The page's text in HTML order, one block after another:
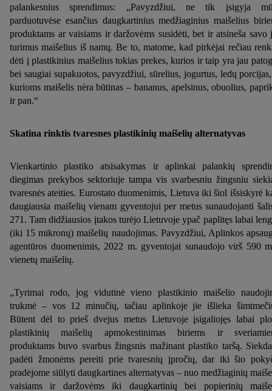
palankesnius sprendimus: „Pavyzdžiui, ne tik įsigyja
parduotuvėse esančius daugkartinius medžiaginius maišelius
produktams ar vaisiams ir daržovėms susidėti, bet ir atsineša savo
turimus maišelius iš namų. Be to, matome, kad pirkėjai rečiau
dėti į plastikinius maišelius tokias prekes, kurios ir taip yra jau
bei saugiai supakuotos, pavyzdžiui, sūrelius, jogurtus, ledų
kurioms maišelis nėra būtinas – bananus, apelsinus, obuolius,
ir pan.“
Skatina rinktis tvaresnes plastikinių maišelių alternatyvas
Vienkartinio plastiko atsisakymas ir aplinkai palankių
diegimas prekybos sektoriuje tampa vis svarbesniu žingsniu
tvaresnės ateities. Eurostato duomenimis, Lietuva iki šiol išsiskyrė
daugiausia maišelių vienam gyventojui per metus sunaudojanti
271. Tam didžiausios įtakos turėjo Lietuvoje ypač paplitęs labai
(iki 15 mikronų) maišelių naudojimas. Pavyzdžiui, Aplinkos
agentūros duomenimis, 2022 m. gyventojai sunaudojo virš 590
vienetų maišelių.
„Tyrimai rodo, jog vidutinė vieno plastikinio maišelio
trukmė – vos 12 minučių, tačiau aplinkoje jie išlieka
Būtent dėl to prieš dvejus metus Lietuvoje įsigaliojęs labai
plastikinių maišelių apmokestinimas biriems ir
produktams buvo svarbus žingsnis mažinant plastiko taršą.
padėti žmonėms pereiti prie tvaresnių įpročių, dar iki šio
pradėjome siūlyti daugkartines alternatyvas – nuo medžiaginių
vaisiams ir daržovėms iki daugkartinių bei popierinių